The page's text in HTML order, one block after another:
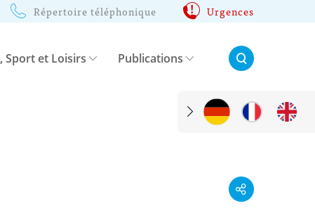
Répertoire téléphonique Urgences
Sport et Loisirs Publications Rechercher: